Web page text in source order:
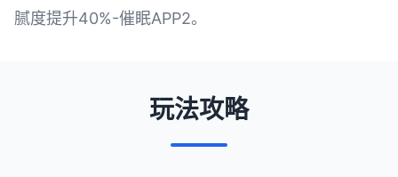
腻度提升40%-催眠APP2。
玩法攻略